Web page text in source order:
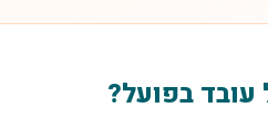
עובד בפועל?